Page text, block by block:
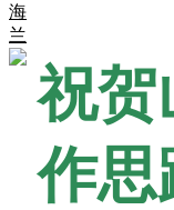
海
兰
祝贺
作思